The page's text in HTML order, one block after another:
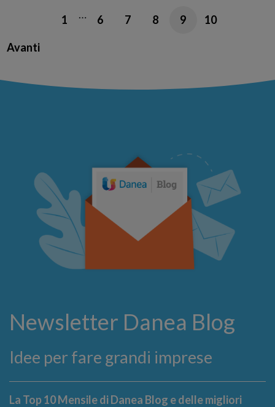
1 … 6 7 8 9 10
Avanti
Newsletter Danea Blog
Idee per fare grandi imprese
La Top 10 Mensile di Danea Blog e delle migliori